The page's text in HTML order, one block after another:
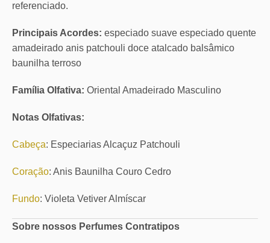
referenciado.
Principais Acordes: especiado suave especiado quente
amadeirado anis patchouli doce atalcado balsâmico
baunilha terroso
Família Olfativa: Oriental Amadeirado Masculino
Notas Olfativas:
Cabeça: Especiarias Alcaçuz Patchouli
Coração: Anis Baunilha Couro Cedro
Fundo: Violeta Vetiver Almíscar
Sobre nossos Perfumes Contratipos